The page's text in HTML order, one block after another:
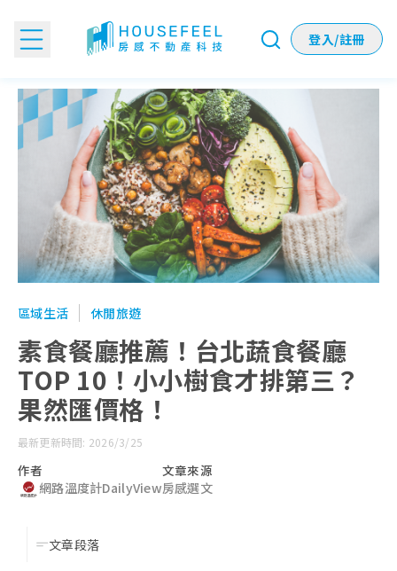
登入/註冊
素食餐廳推薦！台北蔬食餐廳TOP 10！小小樹食才排第三？
區域生活 休閒旅遊
素食餐廳推薦！台北蔬食餐廳
TOP 10！小小樹食才排第三？
果然匯價格！
最新更新時間: 2026/3/25
作者
網路溫度計DailyView
文章來源
房感選文
文章段落